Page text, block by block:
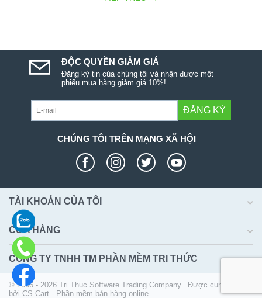
ĐỘC QUYỀN GIẢM GIÁ
Đăng ký tin của chúng tôi và nhận được một
phiếu mua hàng giảm giá 10%!
ĐĂNG KÝ
CHÚNG TÔI TRÊN MẠNG XÃ HỘI
TÀI KHOẢN CỦA TÔI
CỬA HÀNG
CÔNG TY TNHH TM PHẦN MỀM TRI THỨC
© 2006 - 2026 Tri Thuc Software Trading Company. Được cung cấp
bởi CS-Cart - Phần mềm bán hàng online